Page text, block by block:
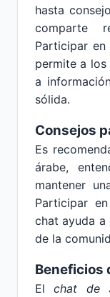
hasta
comparte
Participar en
permite a los
a
sólida.
Consejos
Es
árabe,
mantener
Participar
chat ayuda
de la
Beneficios
Elchat de